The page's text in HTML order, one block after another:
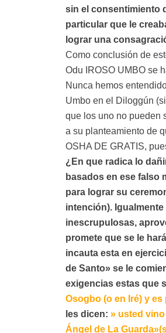
sin el consentimiento
particular que le
lograr una
Como conclusión de
Odu IROSO UMBO se
Nunca hemos
Umbo en el Diloggún
que los uno no pueden
a su planteamiento de
OSHA DE GRATIS,
¿En que radica lo
basados en ese falso
para lograr su
intención).
inescrupulosas,
promete que se le
incauta esta en
de Santo» se le
exigencias estas que
Osogbo (o en Iré) y
les dicen: » usted
Ángel de La